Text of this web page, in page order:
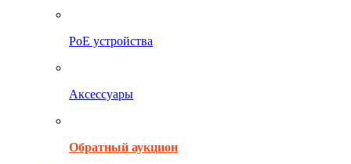
PoE устройства
Аксессуары
Обратный аукцион